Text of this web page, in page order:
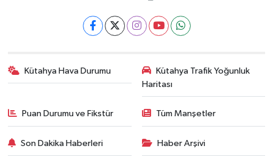
Kütahya Hava Durumu
Kütahya Trafik Yoğunluk
Haritası
Puan Durumu ve Fikstür Tüm Manşetler
Son Dakika Haberleri Haber Arşivi